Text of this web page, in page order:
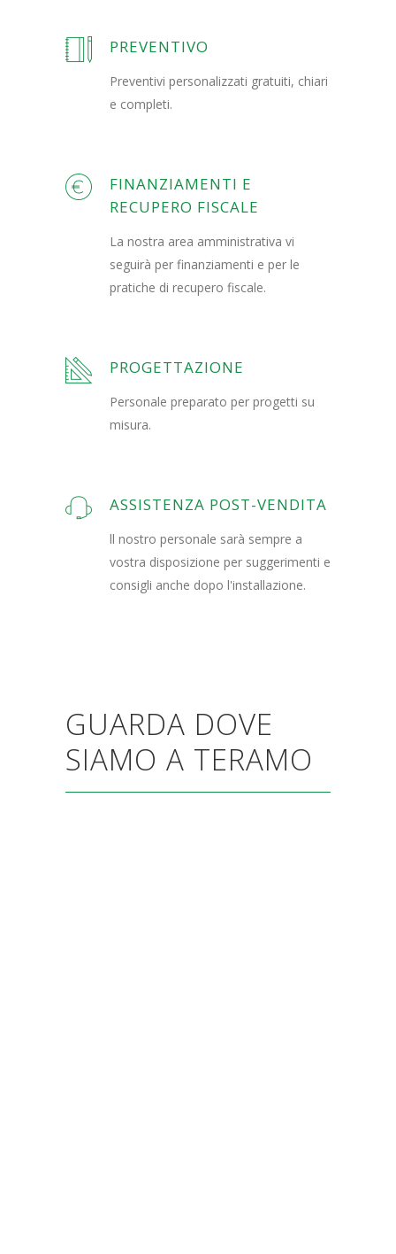
PREVENTIVO
Preventivi personalizzati gratuiti, chiari
e completi.
FINANZIAMENTI E
RECUPERO FISCALE
La nostra area amministrativa vi
seguirà per finanziamenti e per le
pratiche di recupero fiscale.
PROGETTAZIONE
Personale preparato per progetti su
misura.
ASSISTENZA POST-VENDITA
ll nostro personale sarà sempre a
vostra disposizione per suggerimenti e
consigli anche dopo l'installazione.
GUARDA DOVE
SIAMO A TERAMO